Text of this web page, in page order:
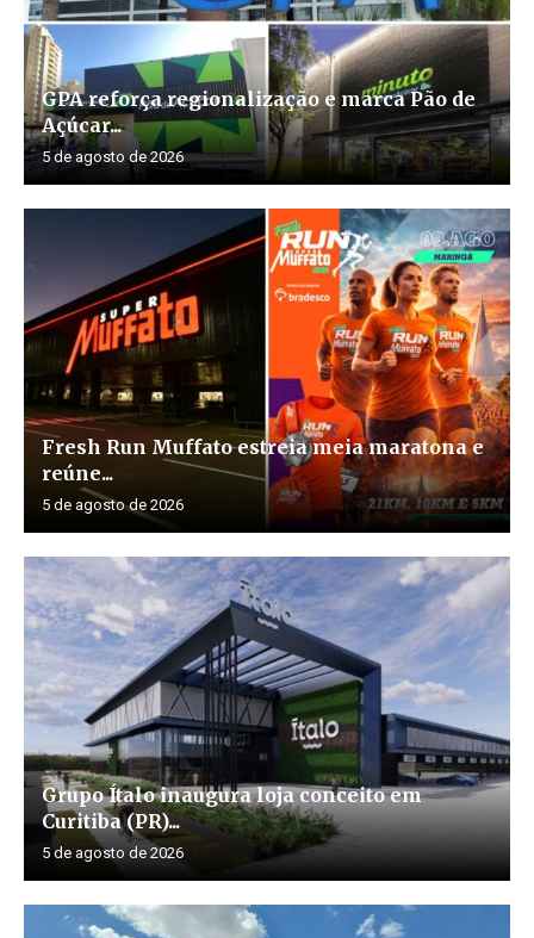
GPA reforça regionalização e marca Pão de
Açúcar...
5 de agosto de 2026
Fresh Run Muffato estreia meia maratona e
reúne...
5 de agosto de 2026
Grupo Ítalo inaugura loja conceito em
Curitiba (PR)...
5 de agosto de 2026